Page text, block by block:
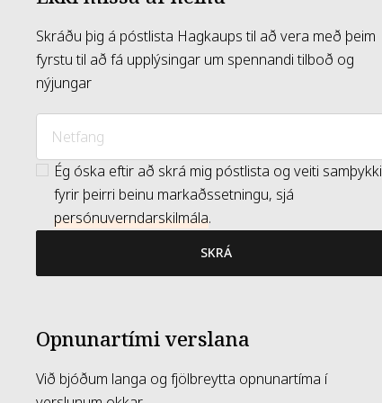
Skráðu þig á póstlista Hagkaups til að vera með þeim
fyrstu til að fá upplýsingar um spennandi tilboð og
nýjungar
Ég óska eftir að skrá mig póstlista og veiti samþykki
fyrir þeirri beinu markaðssetningu, sjá
persónuverndarskilmála.
SKRÁ
Opnunartími verslana
Við bjóðum langa og fjölbreytta opnunartíma í